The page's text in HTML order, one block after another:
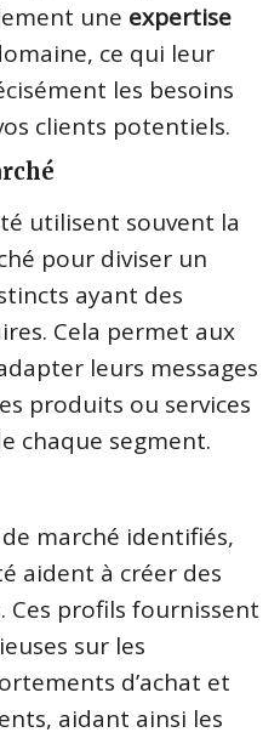
une expertise
ce qui leur
les besoins
clients potentiels.
utilisent souvent la
pour diviser un
ayant des
Cela permet aux
leurs messages
produits ou services
chaque segment.
marché identifiés,
aident à créer des
Ces profils fournissent
sur les
d’achat et
aidant ainsi les